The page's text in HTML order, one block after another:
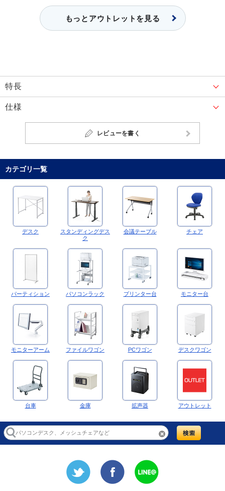
もっとアウトレットを見る
特長
仕様
レビューを書く
カテゴリ一覧
デスク
スタンディングデス
ク
会議テーブル チェア
パーティション パソコンラック プリンター台 モニター台
モニターアーム ファイルワゴン PCワゴン デスクワゴン
台車 金庫 拡声器 アウトレット